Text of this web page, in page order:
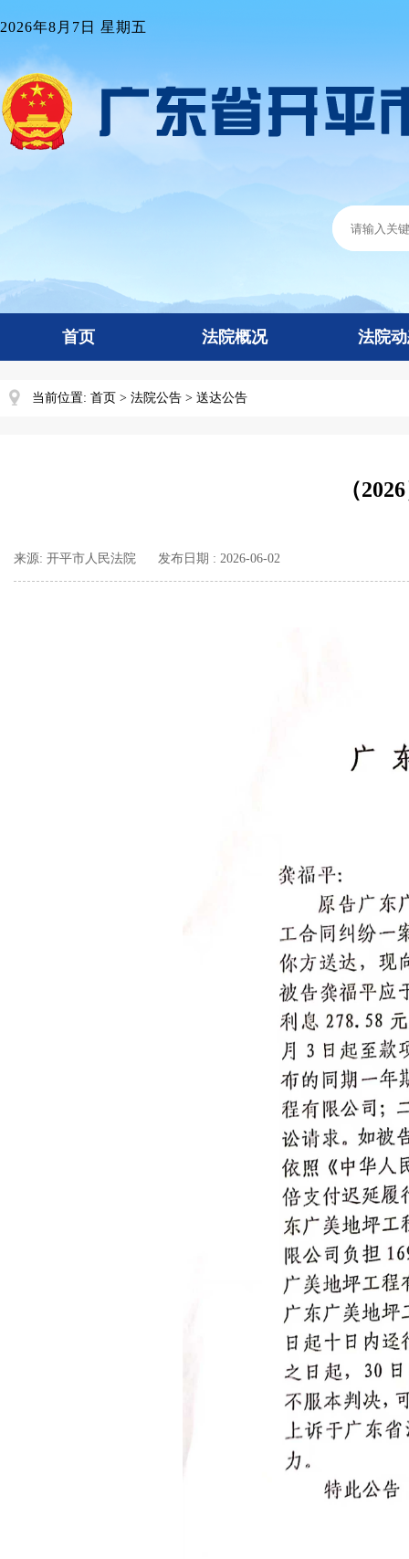
2026年8月7日 星期五
首页 法院概况 法院
当前位置: 首页 > 法院公告 > 送达公告
（
来源: 开平市人民法院 发布日期 : 2026-06-02